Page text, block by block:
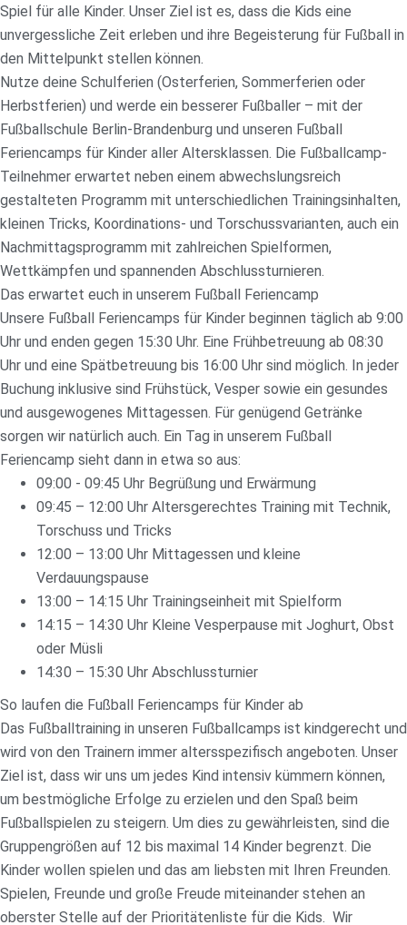
Spiel für alle Kinder. Unser Ziel ist es, dass die Kids eine
unvergessliche Zeit erleben und ihre Begeisterung für Fußball in
den Mittelpunkt stellen können.
Nutze deine Schulferien (Osterferien, Sommerferien oder
Herbstferien) und werde ein besserer Fußballer – mit der
Fußballschule Berlin-Brandenburg und unseren Fußball
Feriencamps für Kinder aller Altersklassen. Die Fußballcamp-
Teilnehmer erwartet neben einem abwechslungsreich
gestalteten Programm mit unterschiedlichen Trainingsinhalten,
kleinen Tricks, Koordinations- und Torschussvarianten, auch ein
Nachmittagsprogramm mit zahlreichen Spielformen,
Wettkämpfen und spannenden Abschlussturnieren.
Das erwartet euch in unserem Fußball Feriencamp
Unsere Fußball Feriencamps für Kinder beginnen täglich ab 9:00
Uhr und enden gegen 15:30 Uhr. Eine Frühbetreuung ab 08:30
Uhr und eine Spätbetreuung bis 16:00 Uhr sind möglich. In jeder
Buchung inklusive sind Frühstück, Vesper sowie ein gesundes
und ausgewogenes Mittagessen. Für genügend Getränke
sorgen wir natürlich auch. Ein Tag in unserem Fußball
Feriencamp sieht dann in etwa so aus:
09:00 - 09:45 Uhr Begrüßung und Erwärmung
09:45 – 12:00 Uhr Altersgerechtes Training mit Technik,
Torschuss und Tricks
12:00 – 13:00 Uhr Mittagessen und kleine
Verdauungspause
13:00 – 14:15 Uhr Trainingseinheit mit Spielform
14:15 – 14:30 Uhr Kleine Vesperpause mit Joghurt, Obst
oder Müsli
14:30 – 15:30 Uhr Abschlussturnier
So laufen die Fußball Feriencamps für Kinder ab
Das Fußballtraining in unseren Fußballcamps ist kindgerecht und
wird von den Trainern immer altersspezifisch angeboten. Unser
Ziel ist, dass wir uns um jedes Kind intensiv kümmern können,
um bestmögliche Erfolge zu erzielen und den Spaß beim
Fußballspielen zu steigern. Um dies zu gewährleisten, sind die
Gruppengrößen auf 12 bis maximal 14 Kinder begrenzt. Die
Kinder wollen spielen und das am liebsten mit Ihren Freunden.
Spielen, Freunde und große Freude miteinander stehen an
oberster Stelle auf der Prioritätenliste für die Kids. Wir